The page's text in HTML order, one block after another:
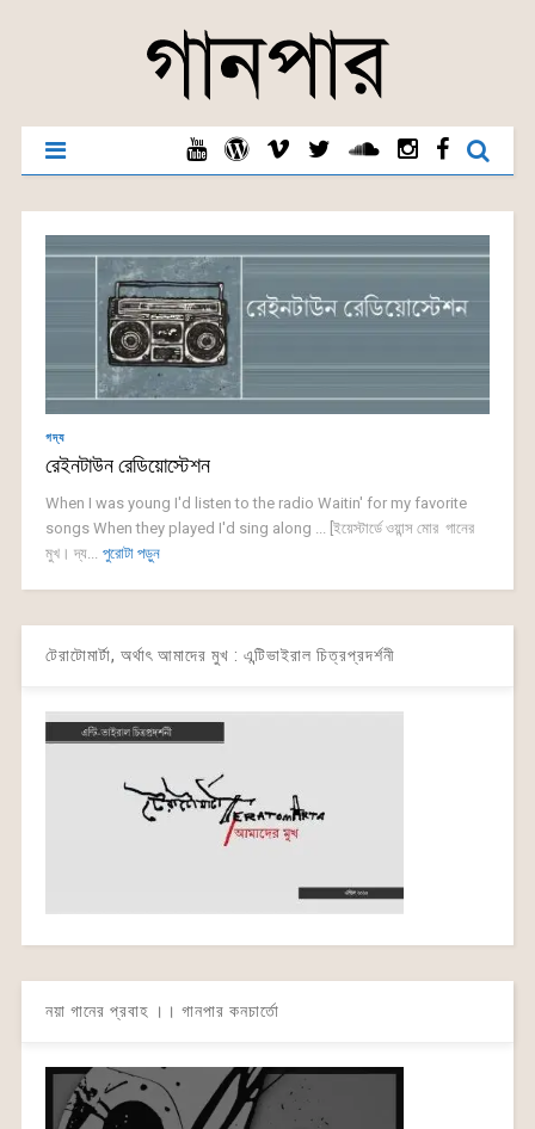
গদ্য
রেইনটাউন রেডিয়োস্টেশন
When I was young I'd listen to the radio Waitin' for my favorite
songs When they played I'd sing along ... [ইয়েস্টার্ডে ওয়ান্স মোর গানের
মুখ। দ্য... পুরোটা পড়ুন
টেরাটোমার্টা, অর্থাৎ আমাদের মুখ : এন্টিভাইরাল চিত্রপ্রদর্শনী
নয়া গানের প্রবাহ ।। গানপার কনচার্তো